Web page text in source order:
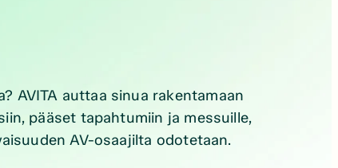
AVITA auttaa sinua rakentamaan
pääset tapahtumiin ja messuille,
AV-osaajilta odotetaan.